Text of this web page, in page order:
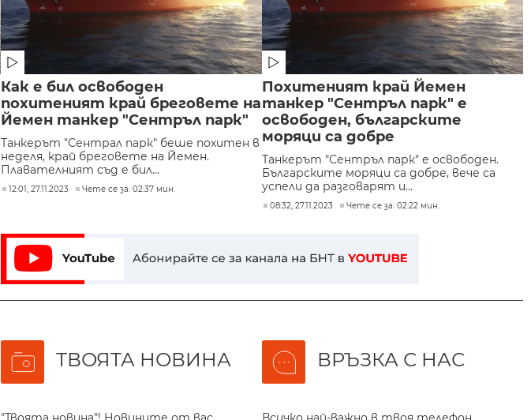
Как е бил освободен
похитеният край бреговете на
Йемен танкер "Сентръл парк"
Танкерът "Сентрал парк" беше похитен в
неделя, край бреговете на Йемен.
Плавателният съд е бил...
12:01, 27.11.2023 Чете се за: 02:37 мин.
Похитеният край Йемен
танкер "Сентръл парк" е
освободен, българските
моряци са добре
Танкерът "Сентръл парк" е освободен.
Българските моряци са добре, вече са
успели да разговарят и...
08:32, 27.11.2023 Чете се за: 02:22 мин.
ТВОЯТА НОВИНА ВРЪЗКА С НАС